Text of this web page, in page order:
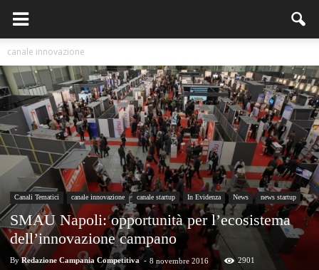
canale innovazione
Canali Tematici canale innovazione canale startup In Evidenza News news startup
SMAU Napoli: opportunità per l’ecosistema
dell’innovazione campano
ByRedazione Campania Competitiva - 8 novembre 2016 2901